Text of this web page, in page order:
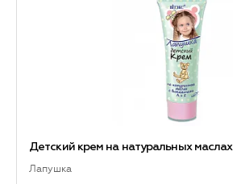
Детский крем на натуральных маслах
Лапушка